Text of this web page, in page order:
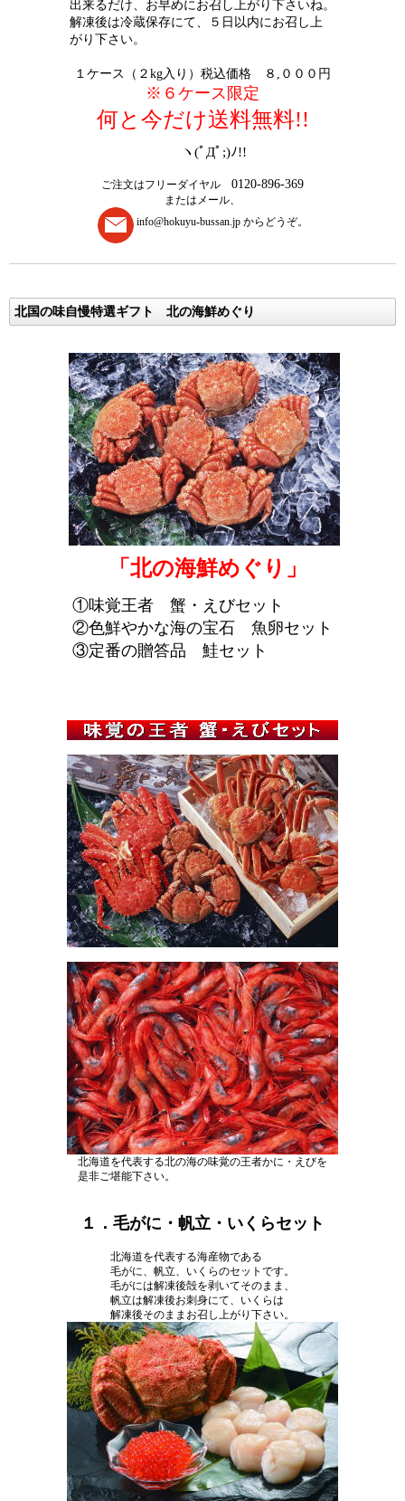
出来るだけ、お早めにお召し上がり下さいね。
解凍後は冷蔵保存にて、５日以内にお召し上
がり下さい。
１ケース（２kg入り）税込価格 ８,０００円
※６ケース限定
何と今だけ送料無料!!
ヽ(ﾟДﾟ;)ﾉ!!
ご注文はフリーダイヤル 0120-896-369
またはメール、
info@hokuyu-bussan.jp からどうぞ。
北国の味自慢特選ギフト 北の海鮮めぐり
「北の海鮮めぐり」
①味覚王者 蟹・えびセット
②色鮮やかな海の宝石 魚卵セット
③定番の贈答品 鮭セット
北海道を代表する北の海の味覚の王者かに・えびを
是非ご堪能下さい。
１．毛がに・帆立・いくらセット
北海道を代表する海産物である
毛がに、帆立、いくらのセットです。
毛がには解凍後殻を剥いてそのまま、
帆立は解凍後お刺身にて、いくらは
解凍後そのままお召し上がり下さい。